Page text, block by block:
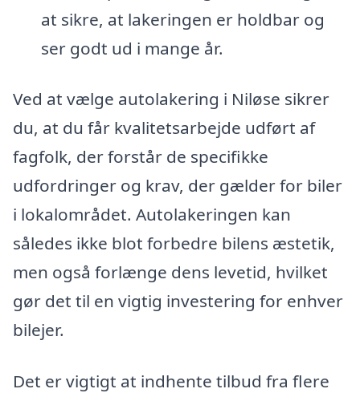
at sikre, at lakeringen er holdbar og
ser godt ud i mange år.
Ved at vælge autolakering i Niløse sikrer
du, at du får kvalitetsarbejde udført af
fagfolk, der forstår de specifikke
udfordringer og krav, der gælder for biler
i lokalområdet. Autolakeringen kan
således ikke blot forbedre bilens æstetik,
men også forlænge dens levetid, hvilket
gør det til en vigtig investering for enhver
bilejer.
Det er vigtigt at indhente tilbud fra flere